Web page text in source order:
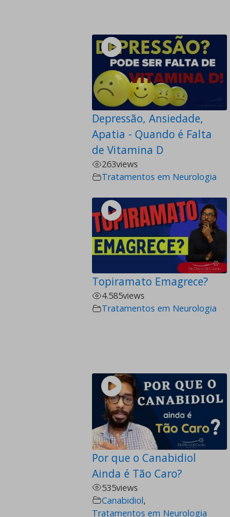
Depressão, Ansiedade,
Apatia - Quando é Falta
de Vitamina D
263views
Tratamentos em Neurologia
Topiramato Emagrece?
4.585views
Tratamentos em Neurologia
Por que o Canabidiol
Ainda é Tão Caro?
535views
Canabidiol,
Tratamentos em Neurologia